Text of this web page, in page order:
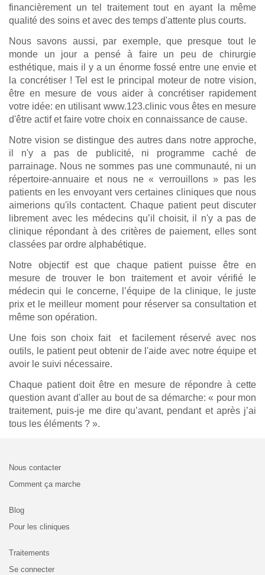
financièrement un tel traitement tout en ayant la même
qualité des soins et avec des temps d'attente plus courts.
Nous savons aussi, par exemple, que presque tout le
monde un jour a pensé à faire un peu de chirurgie
esthétique, mais il y a un énorme fossé entre une envie et
la concrétiser ! Tel est le principal moteur de notre vision,
être en mesure de vous aider à concrétiser rapidement
votre idée: en utilisant www.123.clinic vous êtes en mesure
d'être actif et faire votre choix en connaissance de cause.
Notre vision se distingue des autres dans notre approche,
il n'y a pas de publicité, ni programme caché de
parrainage. Nous ne sommes pas une communauté, ni un
répertoire-annuaire et nous ne « verrouillons » pas les
patients en les envoyant vers certaines cliniques que nous
aimerions qu'ils contactent. Chaque patient peut discuter
librement avec les médecins qu’il choisit, il n'y a pas de
clinique répondant à des critères de paiement, elles sont
classées par ordre alphabétique.
Notre objectif est que chaque patient puisse être en
mesure de trouver le bon traitement et avoir vérifié le
médecin qui le concerne, l’équipe de la clinique, le juste
prix et le meilleur moment pour réserver sa consultation et
même son opération.
Une fois son choix fait et facilement réservé avec nos
outils, le patient peut obtenir de l'aide avec notre équipe et
avoir le suivi nécessaire.
Chaque patient doit être en mesure de répondre à cette
question avant d'aller au bout de sa démarche: « pour mon
traitement, puis-je me dire qu’avant, pendant et après j’ai
tous les éléments ? ».
Nous contacter
Comment ça marche
Blog
Pour les cliniques
Traitements
Se connecter